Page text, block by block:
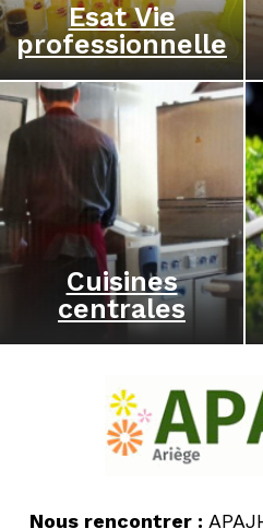
Esat Vie
professionnelle
Cuisines
centrales
Nous rencontrer :